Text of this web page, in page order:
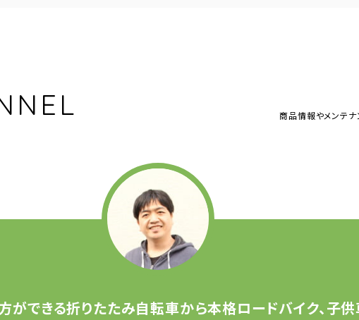
商品情報やメンテナ
ができる折りたたみ自転車から本格ロードバイク、子供